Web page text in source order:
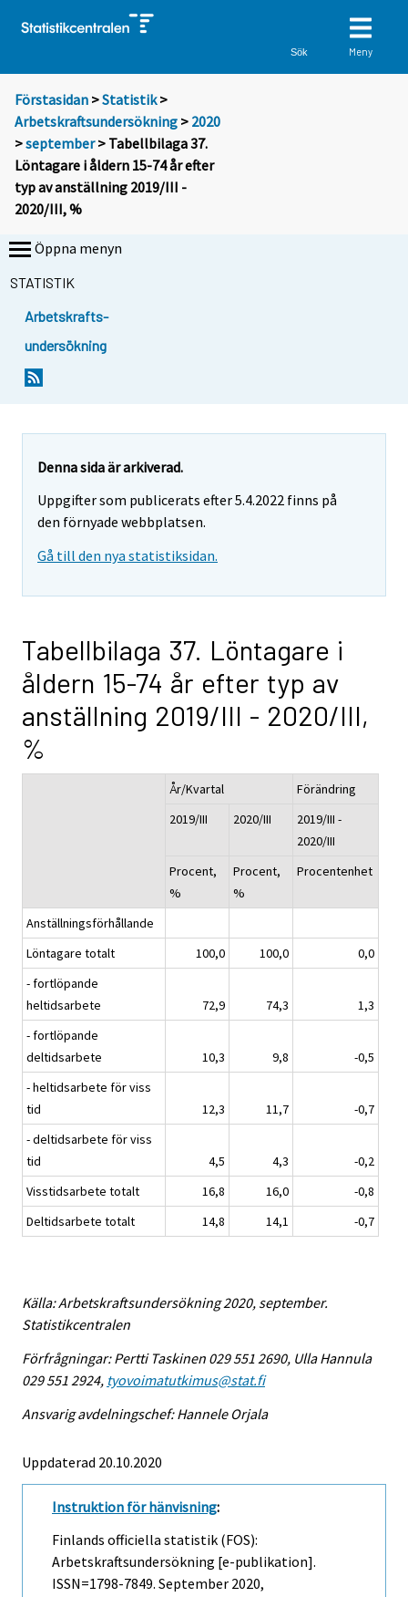
Sök Meny
Förstasidan >Statistik >
Arbetskraftsundersökning > 2020
>september> Tabellbilaga 37.
Löntagare i åldern 15-74 år efter
typ av anställning 2019/III -
2020/III, %
Öppna menyn
STATISTIK
Arbetskrafts-
undersökning
Denna sida är arkiverad.
Uppgifter som publicerats efter 5.4.2022 finns på
den förnyade webbplatsen.
Gå till den nya statistiksidan.
Tabellbilaga 37. Löntagare i
åldern 15-74 år efter typ av
anställning 2019/III - 2020/III,
%
År/Kvartal
Förändring
2019/III
2020/III
2019/III -
2020/III
Procent,
%
Procent,
%
Procentenhet
Anställningsförhållande
Löntagare totalt
100,0 100,0
0,0
- fortlöpande
heltidsarbete
72,9 74,3
1,3
- fortlöpande
deltidsarbete
10,3 9,8
-0,5
- heltidsarbete för viss
tid
12,3 11,7
-0,7
- deltidsarbete för viss
tid
4,5 4,3
-0,2
Visstidsarbete totalt
16,8 16,0
-0,8
Deltidsarbete totalt
14,8 14,1 -0,7
Källa: Arbetskraftsundersökning 2020, september.
Statistikcentralen
Förfrågningar: Pertti Taskinen 029 551 2690, Ulla Hannula
029 551 2924, tyovoimatutkimus@stat.fi
Ansvarig avdelningschef: Hannele Orjala
Uppdaterad 20.10.2020
Instruktion för hänvisning:
Finlands officiella statistik (FOS):
Arbetskraftsundersökning [e-publikation].
ISSN=1798-7849. September 2020,